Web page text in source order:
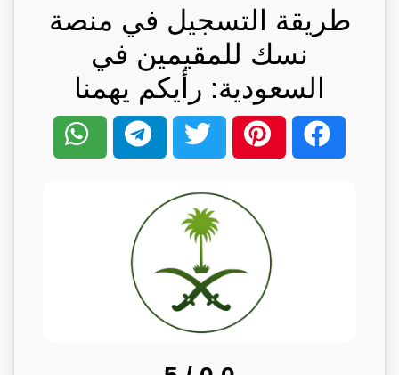
طريقة التسجيل في منصة
نسك للمقيمين في
السعودية: رأيكم يهمنا